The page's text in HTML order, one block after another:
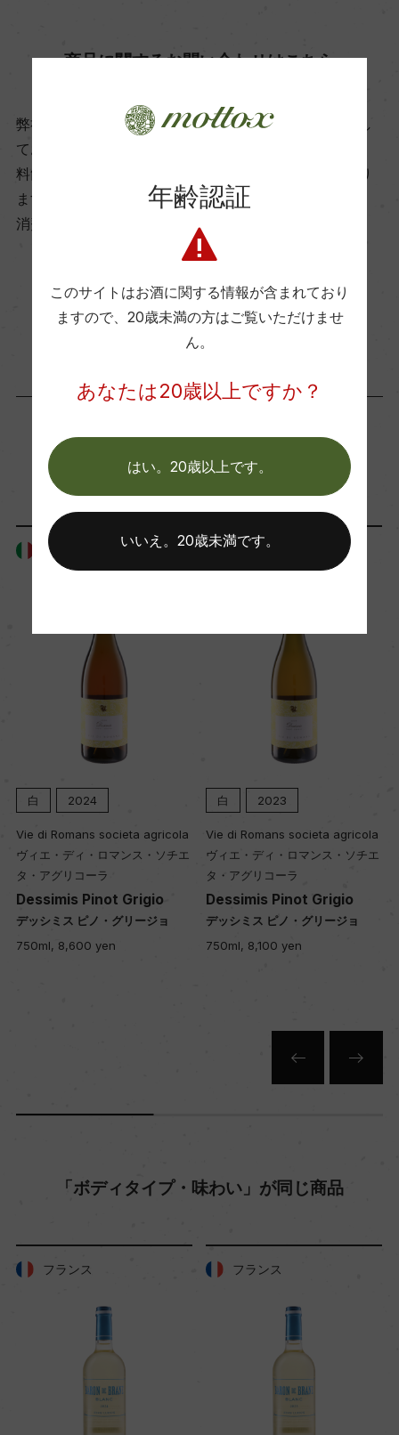
ビオ情報・認証機関
有機JAS認証
ー
コンクール入賞歴
海外ワイン専門誌評価歴
Wine Advocate 獲得点
国内ワイン専門誌評価歴
Wine Spectator 得点
温マセラシオン8ー9℃、醗酵温度16ー19℃、醗酵
期間16日/MLFなし
熟成：オーク樽9カ月(228L、澱とともに)/瓶9カ月
以上
年間生産量
24年
砂利や小石を含む赤みがかった粘土質
品質分類・原産地呼称
フリウリ・イソンツォD.O.C.
商品に関するお問い合わせはこちら
弊社は、酒類販売業免許をお持ちの販売店様とお取引し
ております。
料飲店様には帳合酒販店様を通して商品を提供しており
ます。
消費者様には酒販店様の紹介をしております
お取り寄せ可能店一覧はこちら
「生産者」が同じ商品
イタリア
白 2024
Vie di Romans societa agricola
ヴィエ・ディ・ロマンス・ソチエ
タ・アグリコーラ
Dessimis Pinot Grigio
デッシミス ピノ・グリージョ
750ml, 8,600 yen
イタリア
白 2023
Vie di Romans societa agricola
ヴィエ・ディ・ロマンス・ソチエ
タ・アグリコーラ
Dessimis Pinot Grigio
デッシミス ピノ・グリージョ
750ml, 8,100 yen
「ボディタイプ・味わい」が同じ商品
フランス フランス
年齢認証
このサイトはお酒に関する情報が含まれており
ますので、 20歳未満の方はご覧いただけませ
ん。
あなたは20歳以上ですか？
はい。20歳以上です。
いいえ。20歳未満です。